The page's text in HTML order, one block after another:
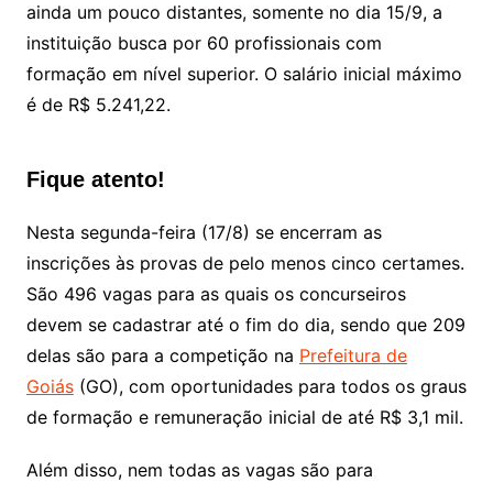
ainda um pouco distantes, somente no dia 15/9, a
instituição busca por 60 profissionais com
formação em nível superior. O salário inicial máximo
é de R$ 5.241,22.
Fique atento!
Nesta segunda-feira (17/8) se encerram as
inscrições às provas de pelo menos cinco certames.
São 496 vagas para as quais os concurseiros
devem se cadastrar até o fim do dia, sendo que 209
delas são para a competição na Prefeitura de
Goiás(GO), com oportunidades para todos os graus
de formação e remuneração inicial de até R$ 3,1 mil.
Além disso, nem todas as vagas são para